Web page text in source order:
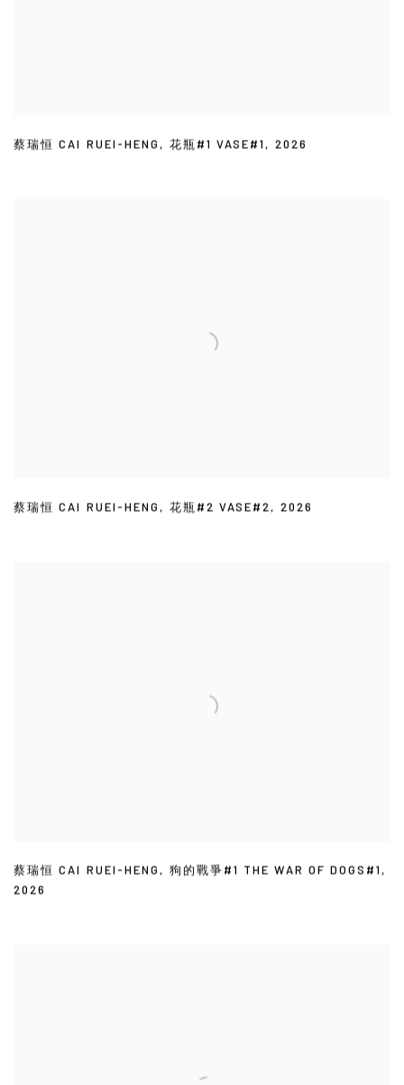
蔡瑞恒 CAI RUEI-HENG, 花瓶#1 VASE#1, 2026
蔡瑞恒 CAI RUEI-HENG , 花瓶#2 VASE#2, 2026
蔡瑞恒 CAI RUEI-HENG , 狗的戰爭#1 THE WAR OF DOGS#1 ,
2026